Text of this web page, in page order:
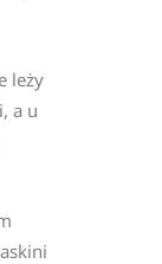
leży
a u